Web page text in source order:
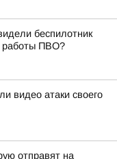
беспилотник
работы ПВО?
видео атаки своего
отправят на